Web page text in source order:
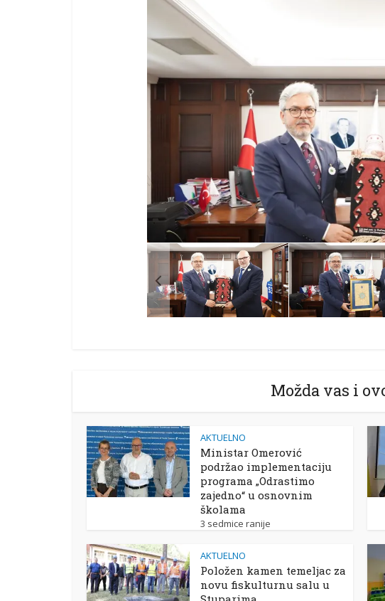
Možda vas i
AKTUELNO
Ministar Omerović
podržao implementaciju
programa „Odrastimo
zajedno“ u osnovnim
školama
3 sedmice ranije
AKTUELNO
Položen kamen temeljac za
novu fiskulturnu salu u